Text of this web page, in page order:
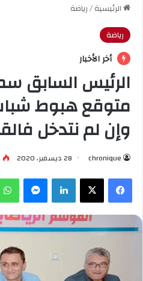
الرئيسية/رياضة
رياضة
أخر الأخبار
الرئيس السابق
متوقع هبوط
وإن لم نتدخل
chronique 28 ديسمبر، 2020
فيسبوك لينكدإن